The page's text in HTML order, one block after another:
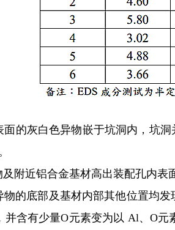
面的灰白色异物嵌于坑洞内，坑
附近铝合金基材高出装配孔内
物的底部及基材内部其他位置均
并含有少量O元素变为以 Al、O